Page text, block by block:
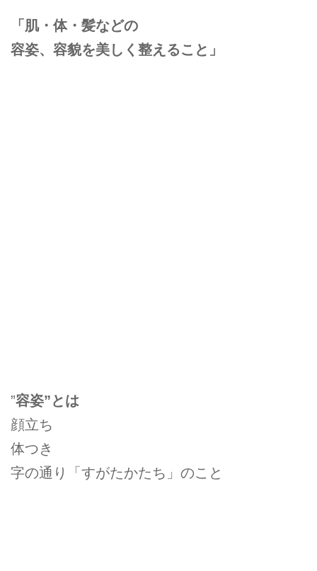
「肌・体・髪などの
容姿、容貌を美しく整えること」
”容姿”とは
顔立ち
体つき
字の通り「すがたかたち」のこと